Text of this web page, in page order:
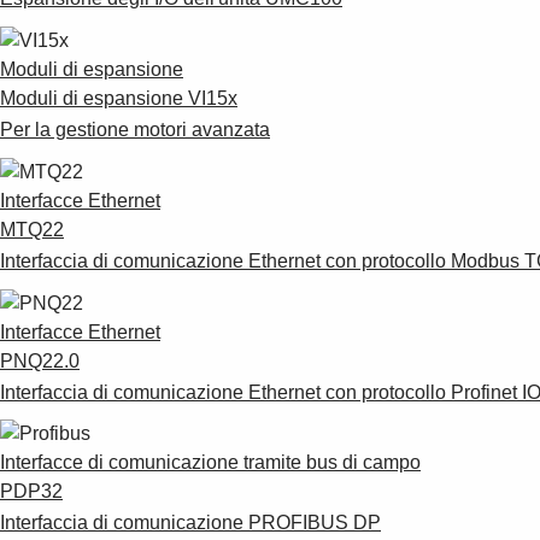
Moduli di espansione
Moduli di espansione VI15x
Per la gestione motori avanzata
Interfacce Ethernet
MTQ22
Interfaccia di comunicazione Ethernet con protocollo Modbus
Interfacce Ethernet
PNQ22.0
Interfaccia di comunicazione Ethernet con protocollo Profinet IO
Interfacce di comunicazione tramite bus di campo
PDP32
Interfaccia di comunicazione PROFIBUS DP